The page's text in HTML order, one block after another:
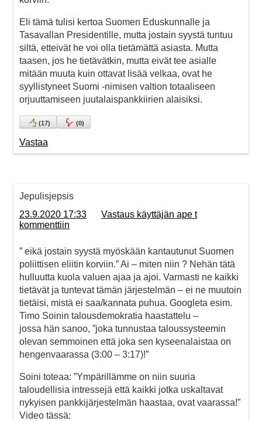
Eli tämä tulisi kertoa Suomen Eduskunnalle ja
Tasavallan Presidentille, mutta jostain syystä tuntuu
siltä, etteivät he voi olla tietämättä asiasta. Mutta
taasen, jos he tietävätkin, mutta eivät tee asialle
mitään muuta kuin ottavat lisää velkaa, ovat he
syyllistyneet Suomi -nimisen valtion totaaliseen
orjuuttamiseen juutalaispankkiirien alaisiksi.
(17) (0)
Vastaa
Jepulisjepsis
23.9.2020 17:33
Vastaus käyttäjän ape t
kommenttiin
” eikä jostain syystä myöskään kantautunut Suomen
poliittisen eliitin korviin.” Ai – miten niin ? Nehän tätä
hulluutta kuola valuen ajaa ja ajoi. Varmasti ne kaikki
tietävät ja tuntevat tämän järjestelmän – ei ne muutoin
tietäisi, mistä ei saa/kannata puhua. Googleta esim.
Timo Soinin talousdemokratia haastattelu –
jossa hän sanoo, ”joka tunnustaa taloussysteemin
olevan semmoinen että joka sen kyseenalaistaa on
hengenvaarassa (3:00 – 3:17)!”
Soini toteaa: ”Ympärillämme on niin suuria
taloudellisia intressejä että kaikki jotka uskaltavat
nykyisen pankkijärjestelmän haastaa, ovat vaarassa!”
Video tässä: